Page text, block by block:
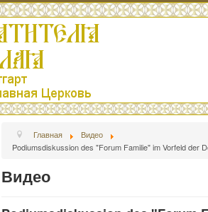
Главная
Видео
Podiumsdiskussion des "Forum Familie" im Vorfeld der
Видео